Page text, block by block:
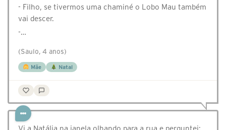
- Filho, se tivermos uma chaminé o Lobo Mau também
vai descer.
-…
(Saulo, 4 anos)
Mãe Natal